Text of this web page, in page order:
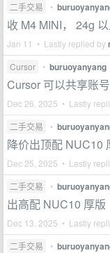
二手交易 •
收 M4 MINI， 24g
Jan 11 • Lastly replied by
Cursor • buruoyanyang
Cursor 可以共享账
Dec 26, 2025 • Lastly
二手交易 •
降价出顶配 NUC10
Dec 25, 2025 • Lastly
二手交易 •
出高配 NUC10 厚版
Dec 13, 2025 • Lastly
二手交易 •